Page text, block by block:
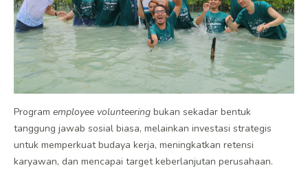
Program employee volunteering bukan sekadar bentuk
tanggung jawab sosial biasa, melainkan investasi strategis
untuk memperkuat budaya kerja, meningkatkan retensi
karyawan, dan mencapai target keberlanjutan perusahaan.